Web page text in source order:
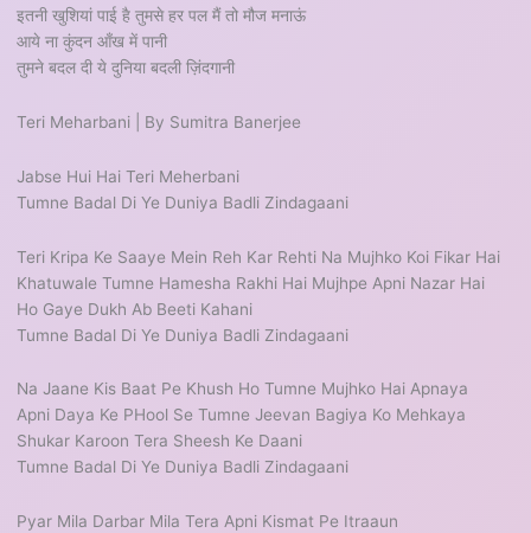
इतनी खुशियां पाई है तुमसे हर पल मैं तो मौज मनाऊं
आये ना कुंदन आँख में पानी
तुमने बदल दी ये दुनिया बदली ज़िंदगानी
Teri Meharbani | By Sumitra Banerjee
Jabse Hui Hai Teri Meherbani
Tumne Badal Di Ye Duniya Badli Zindagaani
Teri Kripa Ke Saaye Mein Reh Kar Rehti Na Mujhko Koi Fikar Hai
Khatuwale Tumne Hamesha Rakhi Hai Mujhpe Apni Nazar Hai
Ho Gaye Dukh Ab Beeti Kahani
Tumne Badal Di Ye Duniya Badli Zindagaani
Na Jaane Kis Baat Pe Khush Ho Tumne Mujhko Hai Apnaya
Apni Daya Ke PHool Se Tumne Jeevan Bagiya Ko Mehkaya
Shukar Karoon Tera Sheesh Ke Daani
Tumne Badal Di Ye Duniya Badli Zindagaani
Pyar Mila Darbar Mila Tera Apni Kismat Pe Itraaun